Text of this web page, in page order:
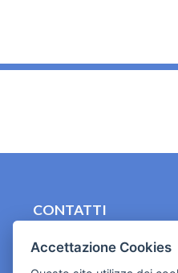
CONTATTI
Accettazione Cookies